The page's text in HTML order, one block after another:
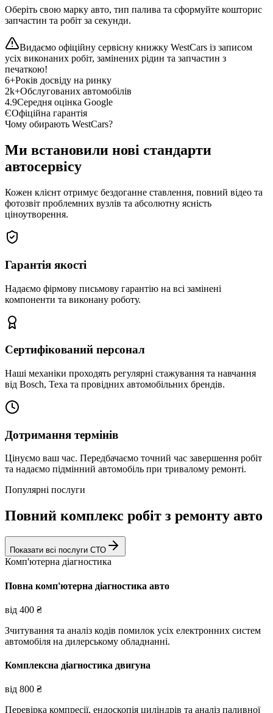
Оберіть свою марку авто, тип палива та сформуйте кошторис
запчастин та робіт за секунди.
Видаємо офіційну сервісну книжку WestCars із записом
усіх виконаних робіт, замінених рідин та запчастин з
печаткою!
6+Років досвіду на ринку
2k+Обслугованих автомобілів
4.9Середня оцінка Google
ЄОфіційна гарантія
Чому обирають WestCars?
Ми встановили нові стандарти
автосервісу
Кожен клієнт отримує бездоганне ставлення, повний відео та
фотозвіт проблемних вузлів та абсолютну ясність
ціноутворення.
Гарантія якості
Надаємо фірмову письмову гарантію на всі замінені
компоненти та виконану роботу.
Сертифікований персонал
Наші механіки проходять регулярні стажування та навчання
від Bosch, Texa та провідних автомобільних брендів.
Дотримання термінів
Цінуємо ваш час. Передбачаємо точний час завершення робіт
та надаємо підмінний автомобіль при тривалому ремонті.
Популярні послуги
Повний комплекс робіт з ремонту авто
Показати всі послуги СТО
Комп'ютерна діагностика
Повна комп'ютерна діагностика авто
від 400 ₴
Зчитування та аналіз кодів помилок усіх електронних систем
автомобіля на дилерському обладнанні.
Комплексна діагностика двигуна
від 800 ₴
Перевірка компресії, ендоскопія циліндрів та аналіз паливної